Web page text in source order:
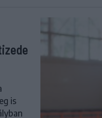
is